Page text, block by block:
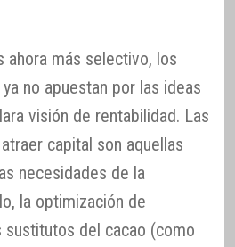
ahora más selectivo, los
no apuestan por las ideas
visión de rentabilidad. Las
capital son aquellas
necesidades de la
la optimización de
sustitutos del cacao (como